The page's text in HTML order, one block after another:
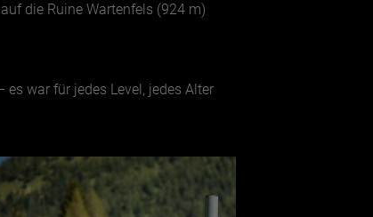
die Ruine Wartenfels (924 m)
war für jedes Level, jedes Alter